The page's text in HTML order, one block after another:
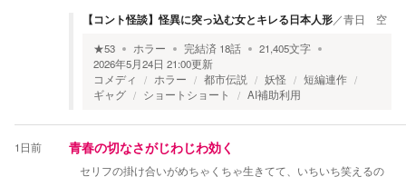
【コント怪談】怪異に突っ込む女とキレる日本人形／青日 空
★53 ホラー 完結済 18話 21,405文字
2026年5月24日 21:00更新
コメディ
ホラー 都市伝説 妖怪
短編連作
ギャグ
ショートショート AI補助利用
1日前 青春の切なさがじわじわ効く
セリフの掛け合いがめちゃくちゃ生きてて、いちいち笑えるの